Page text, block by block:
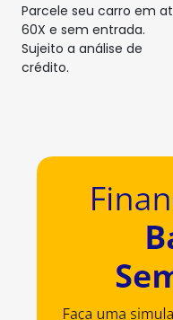
Parcele seu carro em
60X e sem entrada.
Sujeito a análise de
crédito.